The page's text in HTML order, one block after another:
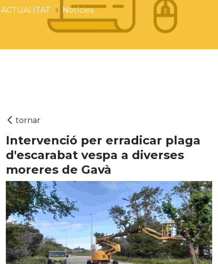
ACTUALITAT Notícies
Intervenció per erradicar plaga
d'escarabat vespa a diverses
moreres de Gavà